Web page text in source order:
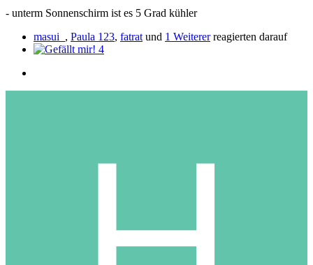
- unterm Sonnenschirm ist es 5 Grad kühler
masui_ , Paula 123, fatrat und 1 Weitererreagierten darauf
4